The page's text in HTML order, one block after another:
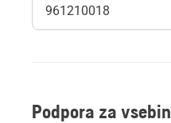
Podpora za